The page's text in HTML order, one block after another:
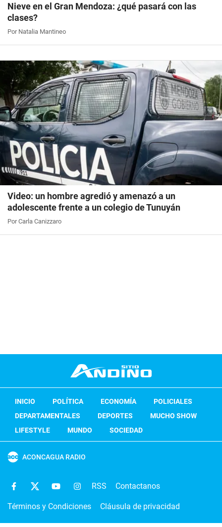
Nieve en el Gran Mendoza: ¿qué pasará con las
clases?
Por Natalia Mantineo
Video: un hombre agredió y amenazó a un
adolescente frente a un colegio de Tunuyán
Por Carla Canizzaro
INICIO POLÍTICA ECONOMÍA
POLICIALES
DEPARTAMENTALES
DEPORTES
MUCHO SHOW
LIFESTYLE
MUNDO SOCIEDAD
ACONCAGUA RADIO
RSS Contactanos
Términos y Condiciones Cláusula de privacidad